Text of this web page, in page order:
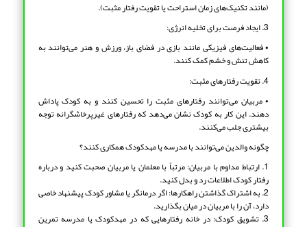
(مانند تکنیک‌های زمان استراحت یا تقویت رفتار مثبت).
3. ایجاد فرصت برای تخلیه انرژی:
• فعالیت‌های فیزیکی مانند بازی در فضای باز، ورزش و هنر می‌توانند به
کاهش تنش و خشم کمک کنند.
4. تقویت رفتارهای مثبت:
• مربیان می‌توانند رفتارهای مثبت را تحسین کنند و به کودک پاداش
دهند. این کار به کودک نشان می‌دهد که رفتارهای غیرپرخاشگرانه توجه
بیشتری جلب می‌کنند.
چگونه والدین می‌توانند با مدرسه یا مهدکودک همکاری کنند؟
1. ارتباط مداوم با مربیان: مرتباً با معلمان یا مربیان صحبت کنید و درباره
رفتار کودک اطلاعات رد و بدل کنید.
2. به اشتراک گذاشتن راهکارها: اگر درمانگر یا مشاور کودک پیشنهاد خاصی
دارد، آن را با مربیان در میان بگذارید.
3. تشویق کودک: در خانه رفتارهایی که در مهدکودک یا مدرسه تمرین